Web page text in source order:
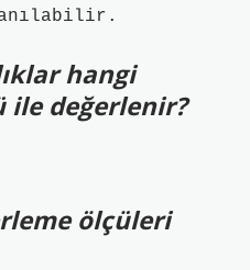
hangi
ile değerlenir?
ölçüleri